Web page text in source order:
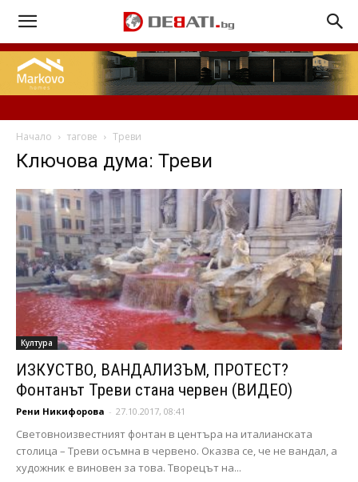
Начало тагове Треви
Ключова дума: Треви
Култура
ИЗКУСТВО, ВАНДАЛИЗЪМ, ПРОТЕСТ?
Фонтанът Треви стана червен (ВИДЕО)
Рени Никифорова - 27.10.2017, 08:41
Световноизвестният фонтан в центъра на италианската
столица – Треви осъмна в червено. Оказва се, че не вандал, а
художник е виновен за това. Творецът на...